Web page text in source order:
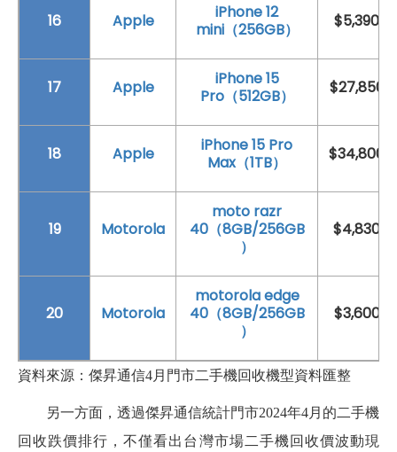
16 Apple
iPhone 12
mini（256GB）
$5,390
17 Apple
iPhone 15
Pro（512GB）
$27,850
18 Apple
iPhone 15 Pro
Max（1TB）
$34,800
19 Motorola
moto razr
40（8GB/256GB
）
$4,830
20 Motorola
motorola edge
40（8GB/256GB
）
$3,600
資料來源：傑昇通信4月門市二手機回收機型資料匯整
另一方面，透過傑昇通信統計門市2024年4月的二手機
回收跌價排行，不僅看出台灣市場二手機回收價波動現